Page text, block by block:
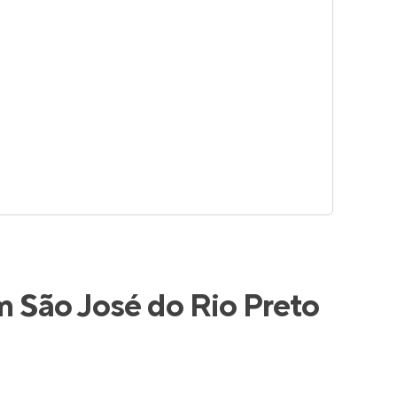
São José do Rio Preto